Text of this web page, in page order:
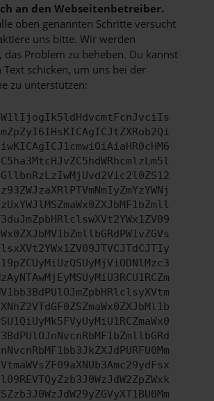
an den Webseitenbetreiber.
oben genannten Schritte versucht
uns bitte. Wir werden
das Problem zu beheben. Du kannst
Text schicken, um uns bei der
zu unterstützen: